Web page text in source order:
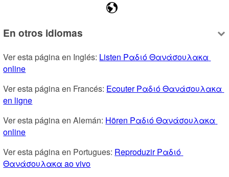
En otros idiomas
Ver esta página en Inglés: Listen Ραδιό Θανάσουλακα
online
Ver esta página en Francés: Ecouter Ραδιό Θανάσουλακα
en ligne
Ver esta página en Alemán: Hören Ραδιό Θανάσουλακα
online
Ver esta página en Portugues: Reproduzir Ραδιό
Θανάσουλακα ao vivo